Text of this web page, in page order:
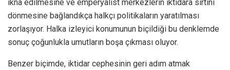
ikna edilmesine ve emperyalist merkezlerin iktidara sırtını
dönmesine bağlandıkça halkçı politikaların yaratılması
zorlaşıyor. Halka izleyici konumunun biçildiği bu denklemde
sonuç çoğunlukla umutların boşa çıkması oluyor.
Benzer biçimde, iktidar cephesinin geri adım atmak